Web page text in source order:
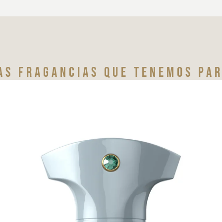
fragancias que tenemos